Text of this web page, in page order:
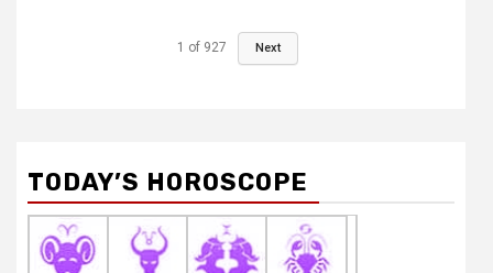
1 of 927 Next
TODAY’S HOROSCOPE